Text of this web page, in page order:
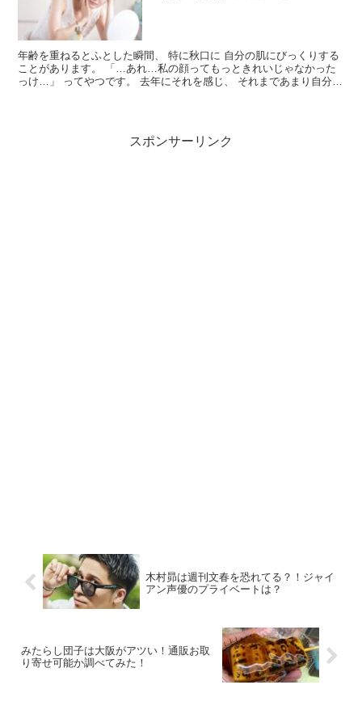
年齢を重ねるとふとした瞬間、 特に秋口に 自分の肌にびっくりする
ことがあります。 「…あれ…私の顔ってもっときれいじゃなかった
っけ…」 ってやつです。 去年にそれを感じ、 それまであまり自分に
スポンサーリンク
木村昴は週刊文春を恐れてる？！ジャイ
アン声優のプライベートは？
みたらし団子は大阪がアツい！通販お取
り寄せ可能か調べてみた！